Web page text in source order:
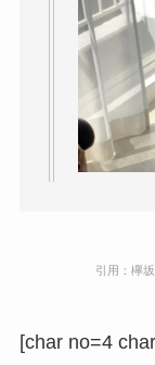
引用：欅
[char no=4